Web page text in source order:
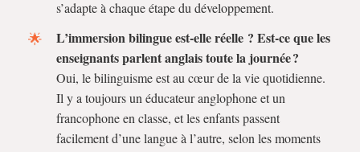
s’adapte à chaque étape du développement.
L’immersion bilingue est-elle réelle ? Est-ce que les
enseignants parlent anglais toute la journée ?
Oui, le bilinguisme est au cœur de la vie quotidienne.
Il y a toujours un éducateur anglophone et un
francophone en classe, et les enfants passent
facilement d’une langue à l’autre, selon les moments